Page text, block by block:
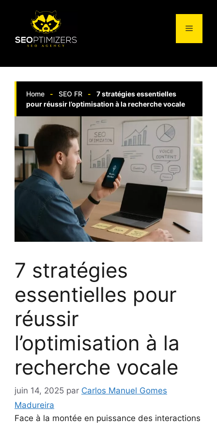
Menu
Home - SEO FR -
7 stratégies essentielles
pour réussir l’optimisation à la recherche vocale
7 stratégies
essentielles pour
réussir
l’optimisation à la
recherche vocale
juin 14, 2025 par Carlos Manuel Gomes
Madureira
Face à la montée en puissance des interactions